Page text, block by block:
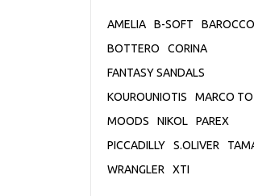
AMELIA B-SOFT
BAROCCO
BOTTERO
CORINA
FANTASY SANDALS
KOUROUNIOTIS
MARCO
MOODS
NIKOL
PAREX
PICCADILLY
S.OLIVER
WRANGLER
XTI